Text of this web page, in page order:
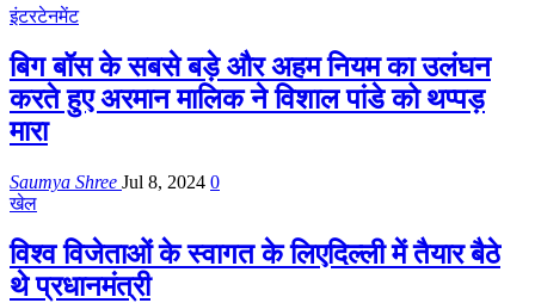
इंटरटेनमेंट
बिग बॉस के सबसे बड़े और अहम नियम का उलंघन
करते हुए अरमान मालिक ने विशाल पांडे को थप्पड़
मारा
Saumya Shree Jul 8, 2024 0
खेल
विश्व विजेताओं के स्वागत के लिएदिल्ली में तैयार बैठे
थे प्रधानमंत्री